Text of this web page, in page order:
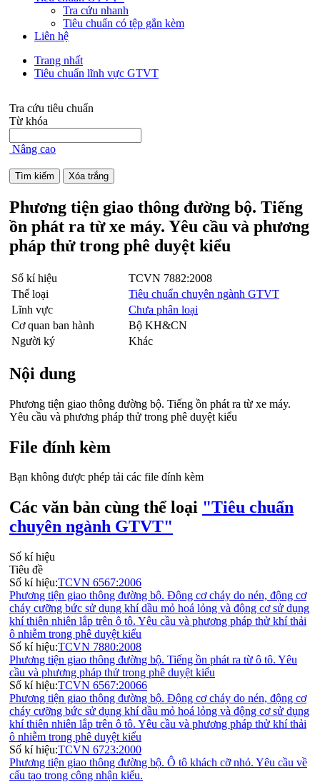
Tra cứu nhanh
Tiêu chuẩn có tệp gắn kèm
Liên hệ
Trang nhất
Tiêu chuẩn lĩnh vực GTVT
Tra cứu tiêu chuẩn
Từ khóa
Nâng cao
Phương tiện giao thông đường bộ. Tiếng
ồn phát ra từ xe máy. Yêu cầu và phương
pháp thử trong phê duyệt kiểu
Số kí hiệu
TCVN 7882:2008
Thể loại
Tiêu chuẩn chuyên ngành GTVT
Lĩnh vực
Chưa phân loại
Cơ quan ban hành
Bộ KH&CN
Người ký
Khác
Nội dung
Phương tiện giao thông đường bộ. Tiếng ồn phát ra từ xe máy.
Yêu cầu và phương pháp thử trong phê duyệt kiểu
File đính kèm
Bạn không được phép tải các file đính kèm
Các văn bản cùng thể loại "Tiêu chuẩn
chuyên ngành GTVT"
Số kí hiệu
Tiêu đề
Số kí hiệu:TCVN 6567:2006
Phương tiện giao thông đường bộ. Động cơ cháy do nén, động cơ
cháy cưỡng bức sử dụng khí dầu mỏ hoá lỏng và động cơ sử dụng
khí thiên nhiên lắp trên ô tô. Yêu cầu và phương pháp thử khí thải
ô nhiễm trong phê duyệt kiểu
Số kí hiệu:TCVN 7880:2008
Phương tiện giao thông đường bộ. Tiếng ồn phát ra từ ô tô. Yêu
cầu và phương pháp thử trong phê duyệt kiểu
Số kí hiệu:TCVN 6567:20066
Phương tiện giao thông đường bộ. Động cơ cháy do nén, động cơ
cháy cưỡng bức sử dụng khí dầu mỏ hoá lỏng và động cơ sử dụng
khí thiên nhiên lắp trên ô tô. Yêu cầu và phương pháp thử khí thải
ô nhiễm trong phê duyệt kiểu
Số kí hiệu:TCVN 6723:2000
Phương tiện giao thông đường bộ. Ô tô khách cỡ nhỏ. Yêu cầu về
cấu tạo trong công nhận kiểu.